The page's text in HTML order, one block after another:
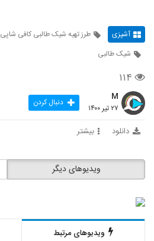
آشپزی طرز تهیه شیک طالبی کافی شاپی
شیک طالبی
۱۱۴
M
۲۷ تیر ۱۴۰۰ دنبال کردن
دانلود بیشتر
ویدیوهای دیگر
ویدیوهای مرتبط